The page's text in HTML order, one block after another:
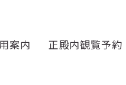
案内 正殿内観覧予約